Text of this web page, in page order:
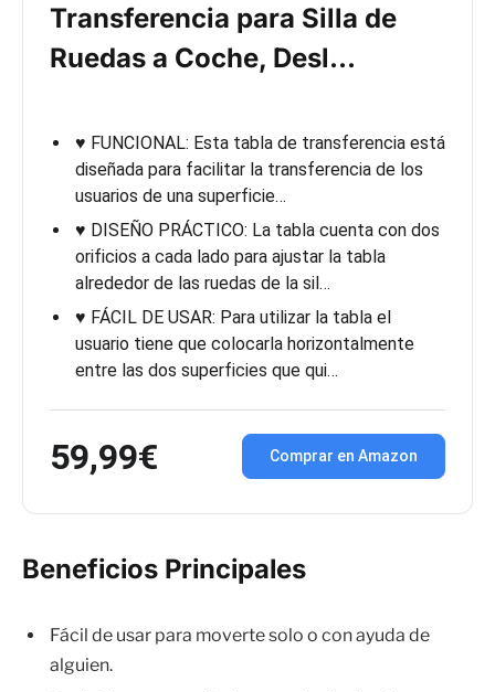
Transferencia para Silla de
Ruedas a Coche, Desl…
♥ FUNCIONAL: Esta tabla de transferencia está
diseñada para facilitar la transferencia de los
usuarios de una superficie…
♥ DISEÑO PRÁCTICO: La tabla cuenta con dos
orificios a cada lado para ajustar la tabla
alrededor de las ruedas de la sil…
♥ FÁCIL DE USAR: Para utilizar la tabla el
usuario tiene que colocarla horizontalmente
entre las dos superficies que qui…
59,99€ Comprar en Amazon
Beneficios Principales
Fácil de usar para moverte solo o con ayuda de
alguien.